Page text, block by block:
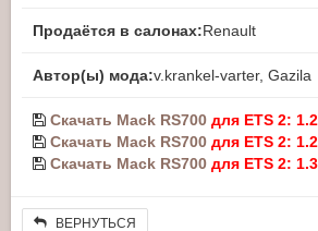
Продаётся в салонах:Renault
Автор(ы) мода:v.krankel-varter, Gazila
Скачать Mack RS700 для ETS 2:
Скачать Mack RS700 для ETS 2:
Скачать Mack RS700 для ETS 2:
ВЕРНУТЬСЯ